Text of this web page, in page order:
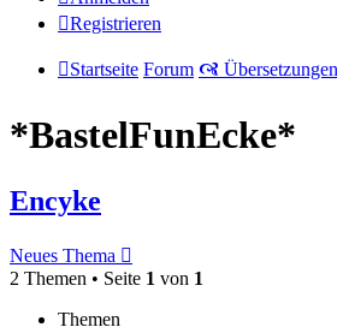
Registrieren
Startseite Forum 🙧
*BastelFunEcke*
Encyke
Neues Thema
2 Themen • Seite 1 von 1
Themen